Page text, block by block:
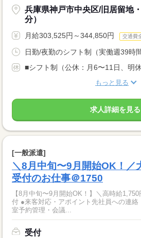
兵庫県神戸市中央区/旧居留地
分）
月給303,525円～344,850円 交通費
日勤/夜勤のシフト制（実働週39時
■シフト制（公休：月6〜11日、明休
もっと見る
求人詳細を見る
[一般派遣]
＼8月中旬〜9月開始OK！／
受付のお仕事＠1750
【8月中旬〜9月開始OK！】＼高時給
付 ●来客対応・アポイント先社員への連
室予約管理・会議...
受付